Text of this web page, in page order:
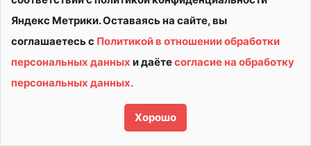
© 2026 АУ ДО ВО «СШОР «ВИТЯЗЬ»
Политика конфиденциальности
Яндекс Метрики. Оставаясь на сайте, вы
соглашаетесь с Политикой в отношении обработки
персональных данных и даётесогласие на обработку
персональных данных.
Хорошо